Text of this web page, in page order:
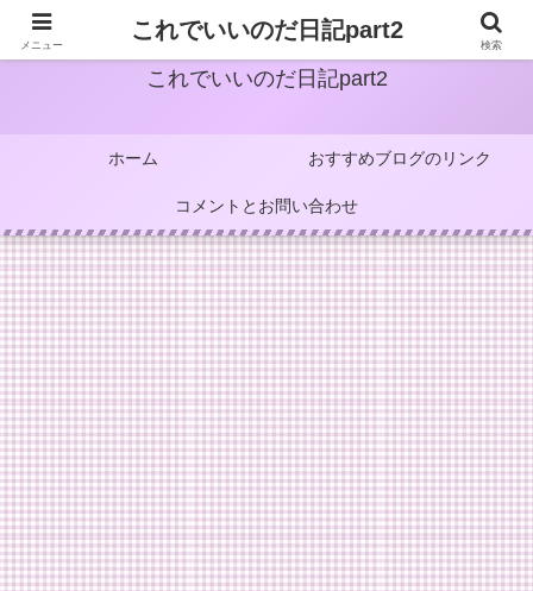
これでいいのだ日記part2
ホーム おすすめブログのリンク
コメントとお問い合わせ
メニュー
これでいいのだ日記part2
検索